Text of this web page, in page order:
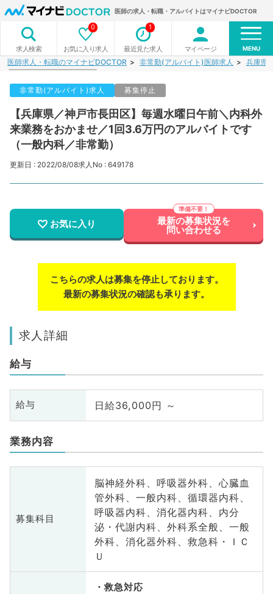
医師の求人・転職・アルバイトはマイナビDOCTOR
求人検索 お気に入り求人
0
最近見た求人
1
マイページ MENU
医師求人・転職のマイナビDOCTOR 非常勤(アルバイト)医師求人 兵庫県
非常勤(アルバイト)求人 募集停止
【兵庫県／神戸市長田区】毎週水曜日午前＼内科外
来業務をおかませ／1回3.6万円のアルバイトです
（一般内科／非常勤）
更新日 : 2022/08/08求人No : 649178
お気に入り 最新の募集状況を
問い合わせる
こちらの求人は募集を停止しております。
最新の募集状況の確認も承ります。
求人詳細
給与
給与 日給36,000円 ～
業務内容
募集科目
脳神経外科、呼吸器外科、心臓血
管外科、一般内科、循環器内科、
呼吸器内科、消化器内科、内分
泌・代謝内科、外科系全般、一般
外科、消化器外科、救急科・ＩＣ
Ｕ
救急対応